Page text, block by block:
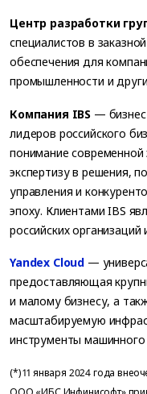
Центр разработки
специалистов в
обеспечения для
промышленности и
Компания IBS —
лидеров российского
понимание современной
экспертизу в решения,
управления и
эпоху. Клиентами IBS
российских
Yandex Cloud —
предоставляющая
и малому бизнесу, а
масштабируемую
инструменты машинного
(*) 11 января 2024 года